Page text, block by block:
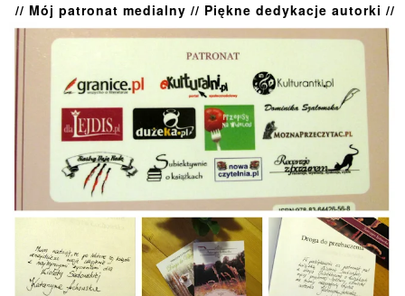
// Mój patronat medialny // Piękne dedykacje autorki //